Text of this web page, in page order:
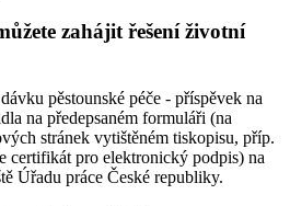
zahájit řešení životní
pěstounské péče - příspěvek na
na předepsaném formuláři (na
stránek vytištěném tiskopisu, příp.
certifikát pro elektronický podpis) na
Úřadu práce České republiky.